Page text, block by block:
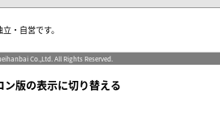
・自営です。
Co.,Ltd. All Rights Reserved.
ン版の表示に切り替える